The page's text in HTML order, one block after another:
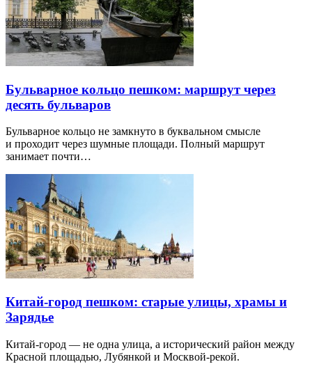
Бульварное кольцо пешком: маршрут через
десять бульваров
Бульварное кольцо не замкнуто в буквальном смысле
и проходит через шумные площади. Полный маршрут
занимает почти…
Китай-город пешком: старые улицы, храмы и
Зарядье
Китай-город — не одна улица, а исторический район между
Красной площадью, Лубянкой и Москвой-рекой.